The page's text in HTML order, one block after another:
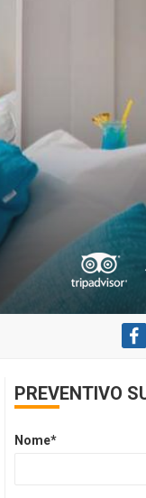
PREVENTIVO
Nome*